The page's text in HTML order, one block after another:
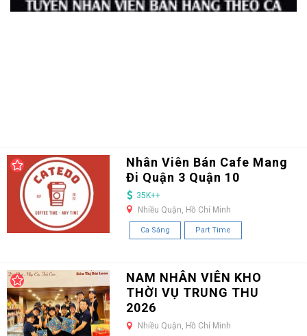
Nhân Viên Bán Cafe Mang
Đi Quận 3 Quận 10
35K++
Nhiều Quận, Hồ Chí Minh
Ca Sáng Part Time
NAM NHÂN VIÊN KHO
THỜI VỤ TRUNG THU
2026
Nhiều Quận, Hồ Chí Minh